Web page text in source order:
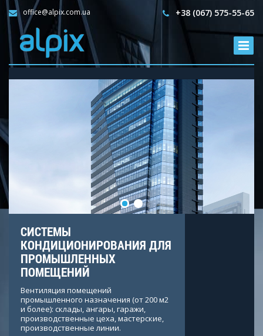
+38 (067) 575-55-65
office@alpix.com.ua
СИСТЕМЫ
КОНДИЦИОНИРОВАНИЯ ДЛЯ
ПРОМЫШЛЕННЫХ
ПОМЕЩЕНИЙ
Вентиляция помещений
промышленного назначения (от 200 м2
и более): склады, ангары, гаражи,
производственные цеха, мастерские,
производственные линии.